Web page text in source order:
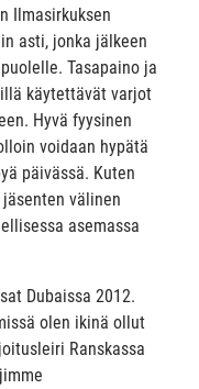
Ilmasirkuksen
asti, jonka jälkeen
Tasapaino ja
käytettävät varjot
Hyvä fyysinen
voidaan hypätä
päivässä. Kuten
välinen
asemassa
Dubaissa 2012.
olen ikinä ollut
Ranskassa